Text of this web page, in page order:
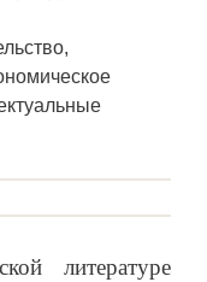
литературе